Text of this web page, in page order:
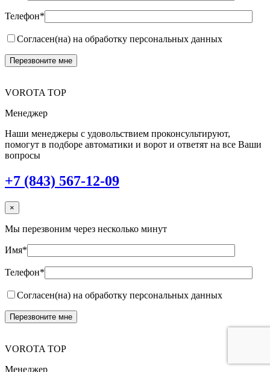
Телефон*
Согласен(на) на обработку персональных данных
VOROTA TOP
Менеджер
Наши менеджеры с удовольствием проконсультируют,
помогут в подборе автоматики и ворот и ответят на все Ваши
вопросы
+7 (843) 567-12-09
×
Мы перезвоним через несколько минут
Имя*
Телефон*
Согласен(на) на обработку персональных данных
VOROTA TOP
Менеджер